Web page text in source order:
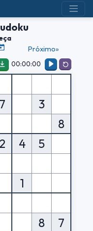
Próximo»
00:00:00
7
3
8
2 4
5
1
8
7